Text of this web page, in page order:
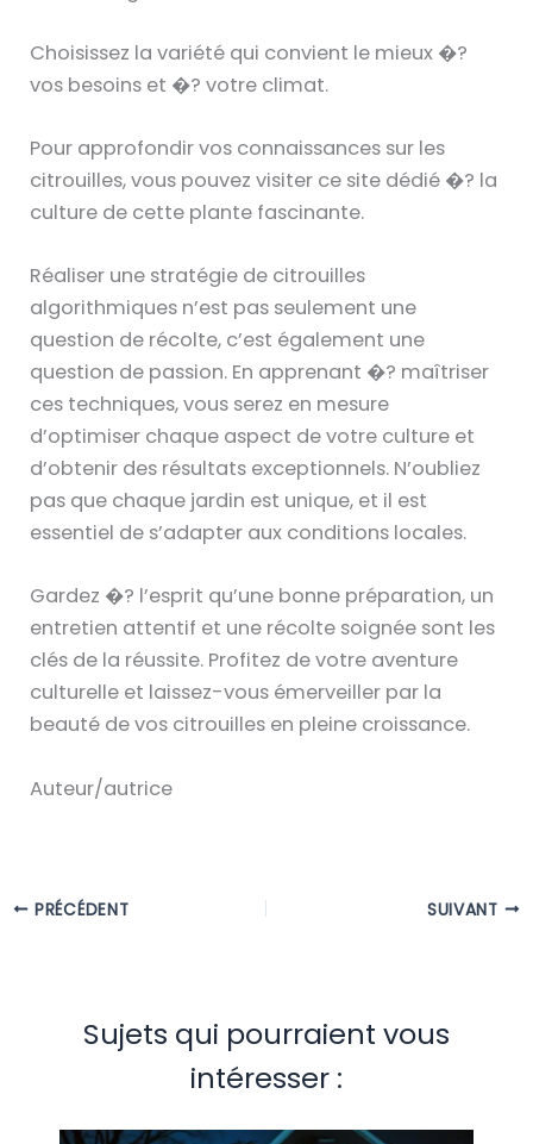
Choisissez la variété qui convient le mieux �?
vos besoins et �? votre climat.
Pour approfondir vos connaissances sur les
citrouilles, vous pouvez visiter ce site dédié �? la
culture de cette plante fascinante.
Réaliser une stratégie de citrouilles
algorithmiques n’est pas seulement une
question de récolte, c’est également une
question de passion. En apprenant �? maîtriser
ces techniques, vous serez en mesure
d’optimiser chaque aspect de votre culture et
d’obtenir des résultats exceptionnels. N’oubliez
pas que chaque jardin est unique, et il est
essentiel de s’adapter aux conditions locales.
Gardez �? l’esprit qu’une bonne préparation, un
entretien attentif et une récolte soignée sont les
clés de la réussite. Profitez de votre aventure
culturelle et laissez-vous émerveiller par la
beauté de vos citrouilles en pleine croissance.
Auteur/autrice
PRÉCÉDENT SUIVANT
Sujets qui pourraient vous
intéresser :